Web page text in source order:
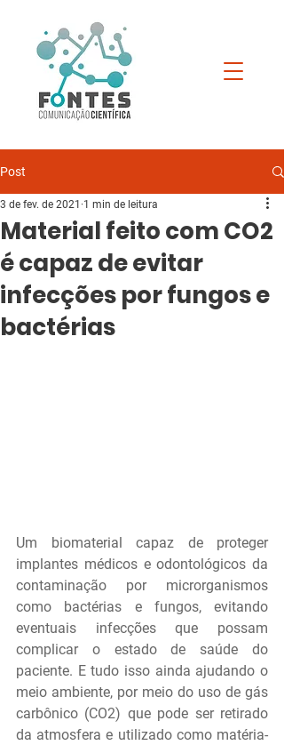
Post
Material feito com CO2
é capaz de evitar
infecções por fungos e
bactérias
3 de fev. de 2021 1 min de leitura
Um biomaterial capaz de proteger
implantes médicos e odontológicos da
contaminação por microrganismos
como bactérias e fungos, evitando
eventuais infecções que possam
complicar o estado de saúde do
paciente. E tudo isso ainda ajudando o
meio ambiente, por meio do uso de gás
carbônico (CO2) que pode ser retirado
da atmosfera e utilizado como matéria-